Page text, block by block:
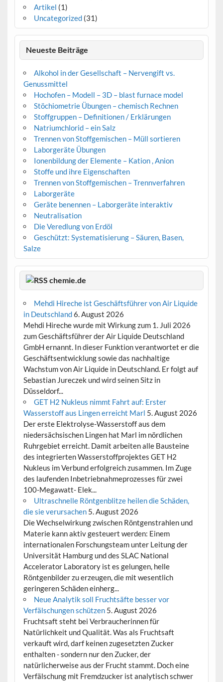
Artikel (1)
Uncategorized(31)
Neueste Beiträge
Alkohol in der Gesellschaft – Nervengift vs.
Genussmittel
Hochofen – Modell – 3D – blast furnace model
Stöchiometrie Übungen – chemisch Rechnen
Stoffgruppen – Definitionen / Erklärungen
Natriumchlorid – ein Salz
Trennen von Stoffgemischen – Müll sortieren
Laborgeräte Übungen
Ionenbildung der Elemente – Kation , Anion
Stoffe und ihre Eigenschaften
Trennen von Stoffgemischen – Trennverfahren
Laborgeräte
Geräte benennen – Laborgeräte interaktiv
Neutralisation
Die Veredlung von Erdöl
Geschützt: Systematisierung – Säuren, Basen,
Salze
chemie.de
Mehdi Hireche ist Geschäftsführer von Air Liquide
in Deutschland6. August 2026
Mehdi Hireche wurde mit Wirkung zum 1. Juli 2026
zum Geschäftsführer der Air Liquide Deutschland
GmbH ernannt. In dieser Funktion verantwortet er die
Geschäftsentwicklung sowie das nachhaltige
Wachstum von Air Liquide in Deutschland. Er folgt auf
Sebastian Jureczek und wird seinen Sitz in
Düsseldorf...
GET H2 Nukleus nimmt Fahrt auf: Erster
Wasserstoff aus Lingen erreicht Marl 5. August 2026
Der erste Elektrolyse-Wasserstoff aus dem
niedersächsischen Lingen hat Marl im nördlichen
Ruhrgebiet erreicht. Damit arbeiten alle Bausteine
des integrierten Wasserstoffprojektes GET H2
Nukleus im Verbund erfolgreich zusammen. Im Zuge
des laufenden Inbetriebnahmeprozesses für zwei
100-Megawatt- Elek...
Ultraschnelle Röntgenblitze heilen die Schäden,
die sie verursachen 5. August 2026
Die Wechselwirkung zwischen Röntgenstrahlen und
Materie kann aktiv gesteuert werden: Einem
internationalen Forschungsteam unter Leitung der
Universität Hamburg und des SLAC National
Accelerator Laboratory ist es gelungen, helle
Röntgenbilder zu erzeugen, die mit wesentlich
geringeren Schäden einherg...
Neue Analytik soll Fruchtsäfte besser vor
Verfälschungen schützen 5. August 2026
Fruchtsaft steht bei Verbraucherinnen für
Natürlichkeit und Qualität. Was als Fruchtsaft
verkauft wird, darf keinen zugesetzten Zucker
enthalten - sondern nur den Zucker, der
natürlicherweise aus der Frucht stammt. Doch eine
Verfälschung mit Fremdzucker ist analytisch schwer